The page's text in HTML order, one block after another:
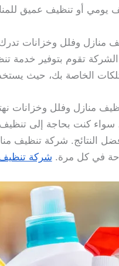
أو تنظيف عميق
منازل وفلل وخزانات
تقوم بتوفير خدمة
الخاصة بك، حيث
منازل وفلل
سواء كنت بحاجة إلى
النتائج. شركة
في كل مرة. شركة تنظيف